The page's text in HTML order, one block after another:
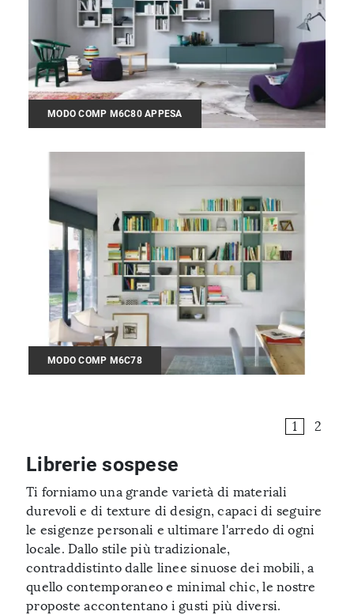
MODO COMP M6C80 APPESA
MODO COMP M6C78
1 2
Librerie sospese
Ti forniamo una grande varietà di materiali
durevoli e di texture di design, capaci di seguire
le esigenze personali e ultimare l'arredo di ogni
locale. Dallo stile più tradizionale,
contraddistinto dalle linee sinuose dei mobili, a
quello contemporaneo e minimal chic, le nostre
proposte accontentano i gusti più diversi.